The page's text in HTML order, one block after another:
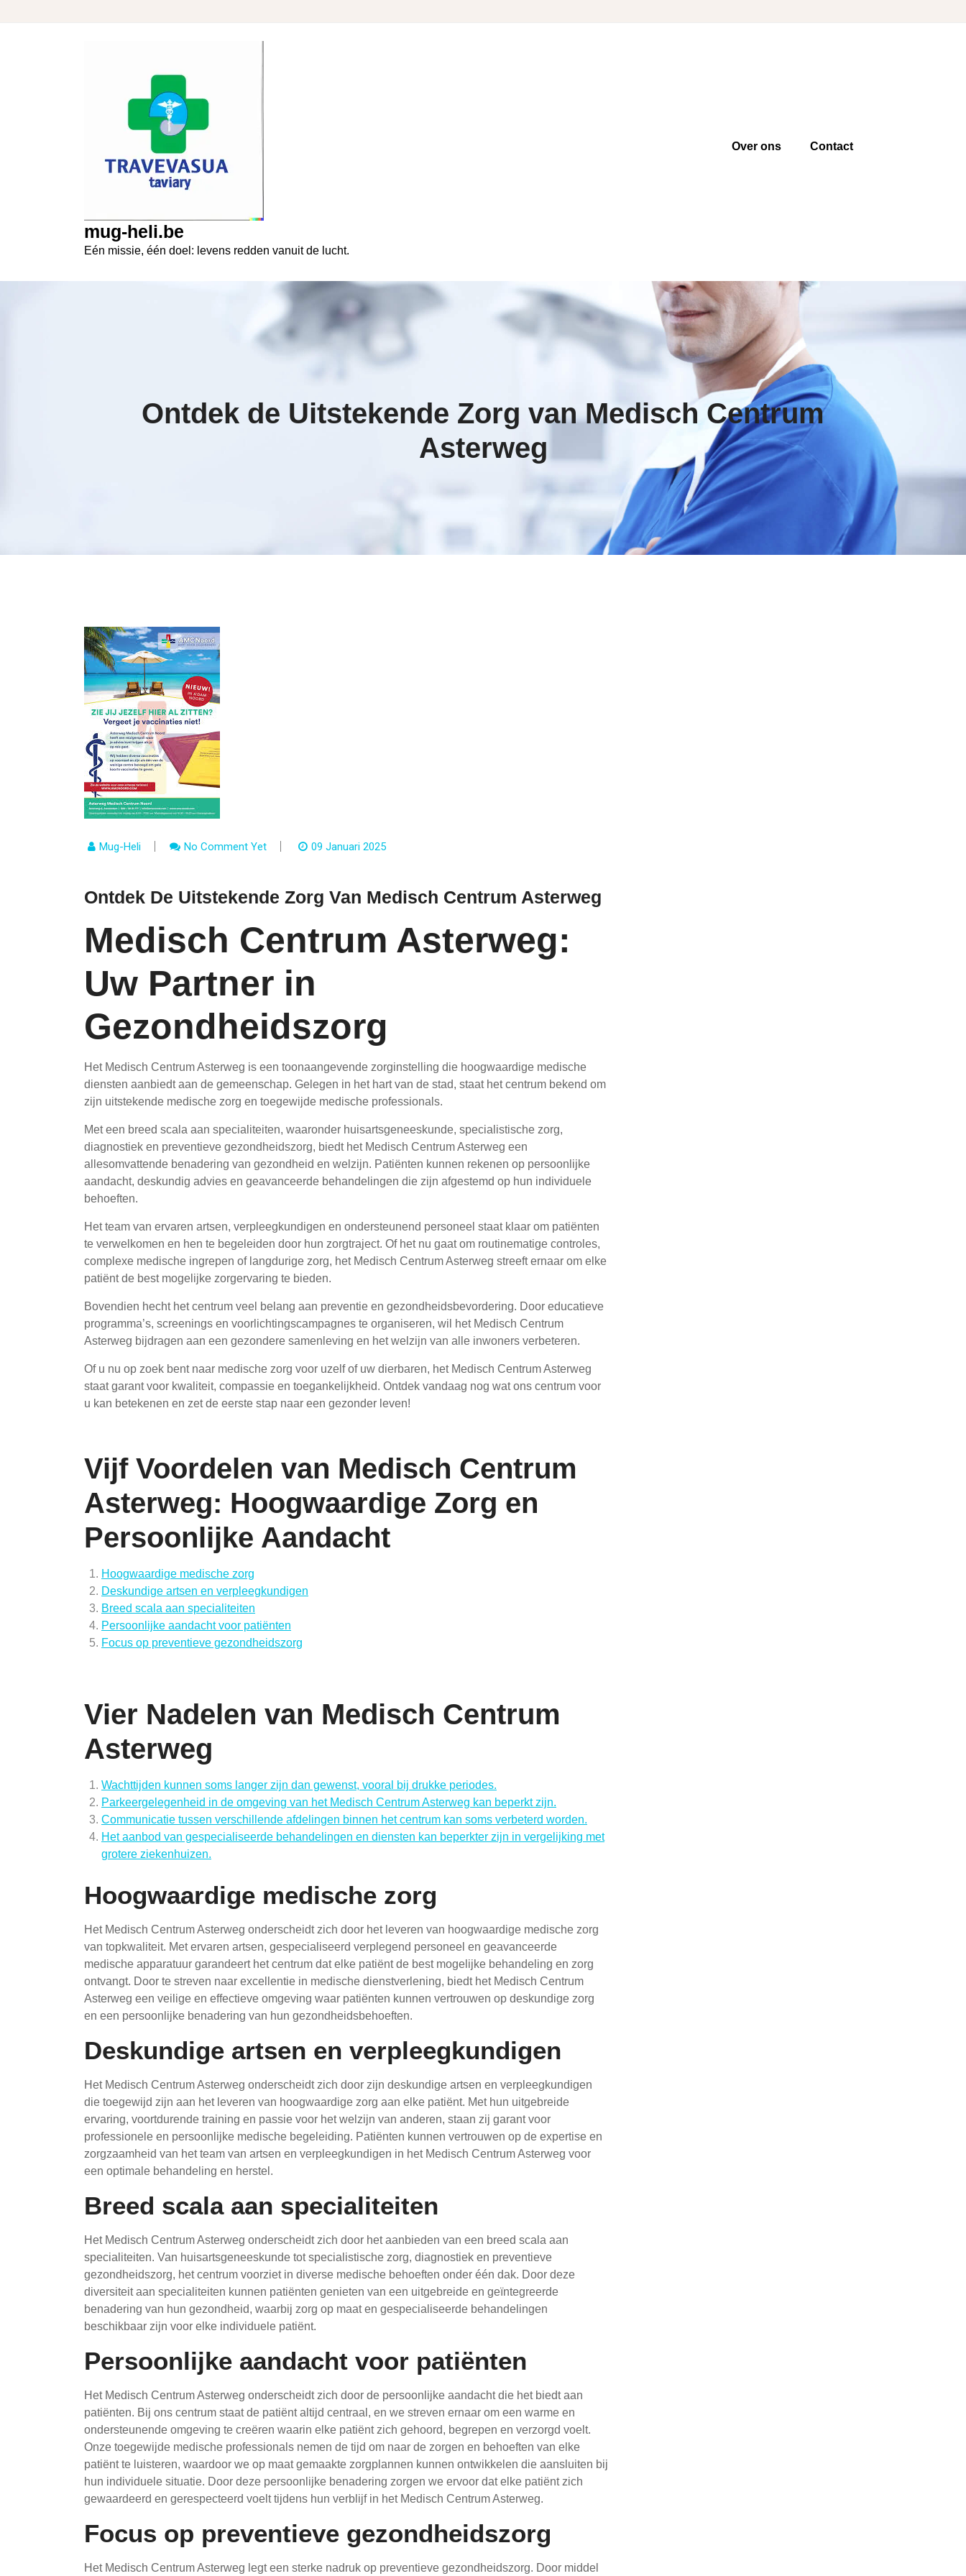
mug-heli.be
Eén missie, één doel: levens redden vanuit de lucht.
Over ons Contact
Ontdek de Uitstekende Zorg van Medisch Centrum
Asterweg
Mug-Heli No Comment Yet 09 Januari 2025
Ontdek De Uitstekende Zorg Van Medisch Centrum Asterweg
Medisch Centrum Asterweg:
Uw Partner in
Gezondheidszorg
Het Medisch Centrum Asterweg is een toonaangevende zorginstelling die hoogwaardige medische
diensten aanbiedt aan de gemeenschap. Gelegen in het hart van de stad, staat het centrum bekend om
zijn uitstekende medische zorg en toegewijde medische professionals.
Met een breed scala aan specialiteiten, waaronder huisartsgeneeskunde, specialistische zorg,
diagnostiek en preventieve gezondheidszorg, biedt het Medisch Centrum Asterweg een
allesomvattende benadering van gezondheid en welzijn. Patiënten kunnen rekenen op persoonlijke
aandacht, deskundig advies en geavanceerde behandelingen die zijn afgestemd op hun individuele
behoeften.
Het team van ervaren artsen, verpleegkundigen en ondersteunend personeel staat klaar om patiënten
te verwelkomen en hen te begeleiden door hun zorgtraject. Of het nu gaat om routinematige controles,
complexe medische ingrepen of langdurige zorg, het Medisch Centrum Asterweg streeft ernaar om elke
patiënt de best mogelijke zorgervaring te bieden.
Bovendien hecht het centrum veel belang aan preventie en gezondheidsbevordering. Door educatieve
programma’s, screenings en voorlichtingscampagnes te organiseren, wil het Medisch Centrum
Asterweg bijdragen aan een gezondere samenleving en het welzijn van alle inwoners verbeteren.
Of u nu op zoek bent naar medische zorg voor uzelf of uw dierbaren, het Medisch Centrum Asterweg
staat garant voor kwaliteit, compassie en toegankelijkheid. Ontdek vandaag nog wat ons centrum voor
u kan betekenen en zet de eerste stap naar een gezonder leven!
Vijf Voordelen van Medisch Centrum
Asterweg: Hoogwaardige Zorg en
Persoonlijke Aandacht
Hoogwaardige medische zorg
Deskundige artsen en verpleegkundigen
Breed scala aan specialiteiten
Persoonlijke aandacht voor patiënten
Focus op preventieve gezondheidszorg
Vier Nadelen van Medisch Centrum
Asterweg
Wachttijden kunnen soms langer zijn dan gewenst, vooral bij drukke periodes.
Parkeergelegenheid in de omgeving van het Medisch Centrum Asterweg kan beperkt zijn.
Communicatie tussen verschillende afdelingen binnen het centrum kan soms verbeterd worden.
Het aanbod van gespecialiseerde behandelingen en diensten kan beperkter zijn in vergelijking met
grotere ziekenhuizen.
Hoogwaardige medische zorg
Het Medisch Centrum Asterweg onderscheidt zich door het leveren van hoogwaardige medische zorg
van topkwaliteit. Met ervaren artsen, gespecialiseerd verplegend personeel en geavanceerde
medische apparatuur garandeert het centrum dat elke patiënt de best mogelijke behandeling en zorg
ontvangt. Door te streven naar excellentie in medische dienstverlening, biedt het Medisch Centrum
Asterweg een veilige en effectieve omgeving waar patiënten kunnen vertrouwen op deskundige zorg
en een persoonlijke benadering van hun gezondheidsbehoeften.
Deskundige artsen en verpleegkundigen
Het Medisch Centrum Asterweg onderscheidt zich door zijn deskundige artsen en verpleegkundigen
die toegewijd zijn aan het leveren van hoogwaardige zorg aan elke patiënt. Met hun uitgebreide
ervaring, voortdurende training en passie voor het welzijn van anderen, staan zij garant voor
professionele en persoonlijke medische begeleiding. Patiënten kunnen vertrouwen op de expertise en
zorgzaamheid van het team van artsen en verpleegkundigen in het Medisch Centrum Asterweg voor
een optimale behandeling en herstel.
Breed scala aan specialiteiten
Het Medisch Centrum Asterweg onderscheidt zich door het aanbieden van een breed scala aan
specialiteiten. Van huisartsgeneeskunde tot specialistische zorg, diagnostiek en preventieve
gezondheidszorg, het centrum voorziet in diverse medische behoeften onder één dak. Door deze
diversiteit aan specialiteiten kunnen patiënten genieten van een uitgebreide en geïntegreerde
benadering van hun gezondheid, waarbij zorg op maat en gespecialiseerde behandelingen
beschikbaar zijn voor elke individuele patiënt.
Persoonlijke aandacht voor patiënten
Het Medisch Centrum Asterweg onderscheidt zich door de persoonlijke aandacht die het biedt aan
patiënten. Bij ons centrum staat de patiënt altijd centraal, en we streven ernaar om een warme en
ondersteunende omgeving te creëren waarin elke patiënt zich gehoord, begrepen en verzorgd voelt.
Onze toegewijde medische professionals nemen de tijd om naar de zorgen en behoeften van elke
patiënt te luisteren, waardoor we op maat gemaakte zorgplannen kunnen ontwikkelen die aansluiten bij
hun individuele situatie. Door deze persoonlijke benadering zorgen we ervoor dat elke patiënt zich
gewaardeerd en gerespecteerd voelt tijdens hun verblijf in het Medisch Centrum Asterweg.
Focus op preventieve gezondheidszorg
Het Medisch Centrum Asterweg legt een sterke nadruk op preventieve gezondheidszorg. Door middel